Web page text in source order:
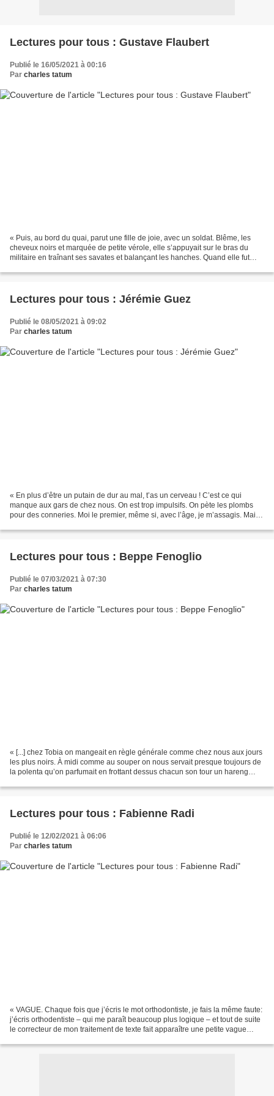
Lectures pour tous : Gustave Flaubert
Publié le 16/05/2021 à 00:16
Par charles tatum
« Puis, au bord du quai, parut une fille de joie, avec un soldat. Blême, les
cheveux noirs et marquée de petite vérole, elle s’appuyait sur le bras du
militaire en traînant ses savates et balançant les hanches. Quand elle fut
Lectures pour tous : Jérémie Guez
Publié le 08/05/2021 à 09:02
Par charles tatum
« En plus d’être un putain de dur au mal, t’as un cerveau ! C’est ce qui
manque aux gars de chez nous. On est trop impulsifs. On pète les plombs
pour des conneries. Moi le premier, même si, avec l’âge, je m’assagis. Mais
Lectures pour tous : Beppe Fenoglio
Publié le 07/03/2021 à 07:30
Par charles tatum
« [...] chez Tobia on mangeait en règle générale comme chez nous aux jours
les plus noirs. À midi comme au souper on nous servait presque toujours de
la polenta qu’on parfumait en frottant dessus chacun son tour un hareng
Lectures pour tous : Fabienne Radi
Publié le 12/02/2021 à 06:06
Par charles tatum
« VAGUE. Chaque fois que j’écris le mot orthodontiste, je fais la même faute:
j’écris orthodentiste – qui me paraît beaucoup plus logique – et tout de suite
le correcteur de mon traitement de texte fait apparaître une petite vague